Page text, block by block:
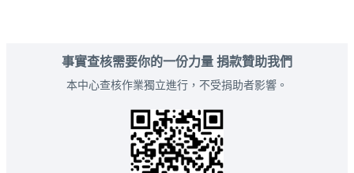
事實查核需要你的一份力量 捐款贊助我們
本中心查核作業獨立進行，不受捐助者影響。